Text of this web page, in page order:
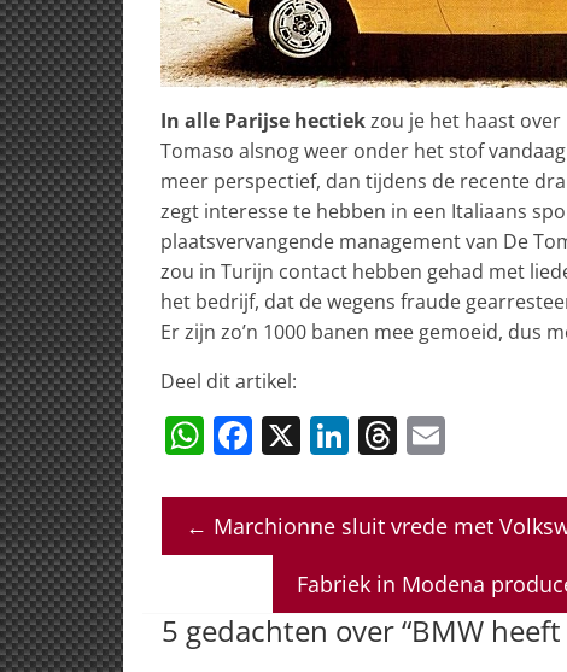
In alle Parijse hectiekzou je het haast
Tomaso alsnog weer onder het stof
meer perspectief, dan tijdens de recente
zegt interesse te hebben in een Italiaans
plaatsvervangende management van De
zou in Turijn contact hebben gehad met
het bedrijf, dat de wegens fraude
Er zijn zo’n 1000 banen mee gemoeid, dus
Deel dit artikel:
W
at
s
p
F
c
e
o
X Li
k
e
dI
n
T
re
a
d
s
ai
l
← Marchionne sluit vrede met
Fabriek in Modena
5 gedachten over “BMW